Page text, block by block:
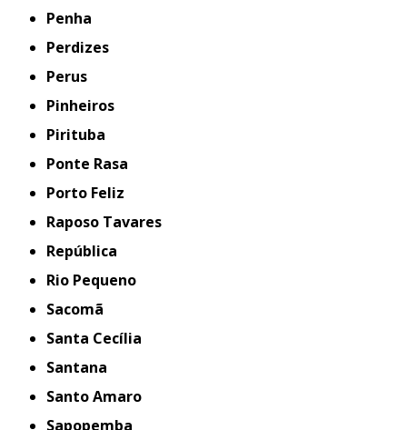
Penha
Perdizes
Perus
Pinheiros
Pirituba
Ponte Rasa
Porto Feliz
Raposo Tavares
República
Rio Pequeno
Sacomã
Santa Cecília
Santana
Santo Amaro
Sapopemba